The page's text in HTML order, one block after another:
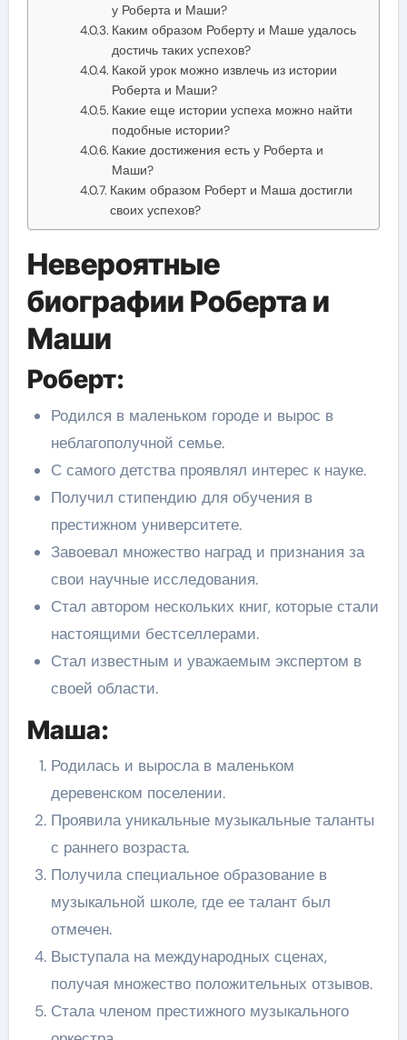
у Роберта и Маши?
Каким образом Роберту и Маше удалось
достичь таких успехов?
Какой урок можно извлечь из истории
Роберта и Маши?
Какие еще истории успеха можно найти
подобные истории?
Какие достижения есть у Роберта и
Маши?
Каким образом Роберт и Маша достигли
своих успехов?
Невероятные
биографии Роберта и
Маши
Роберт:
Родился в маленьком городе и вырос в
неблагополучной семье.
С самого детства проявлял интерес к науке.
Получил стипендию для обучения в
престижном университете.
Завоевал множество наград и признания за
свои научные исследования.
Стал автором нескольких книг, которые стали
настоящими бестселлерами.
Стал известным и уважаемым экспертом в
своей области.
Маша:
Родилась и выросла в маленьком
деревенском поселении.
Проявила уникальные музыкальные таланты
с раннего возраста.
Получила специальное образование в
музыкальной школе, где ее талант был
отмечен.
Выступала на международных сценах,
получая множество положительных отзывов.
Стала членом престижного музыкального